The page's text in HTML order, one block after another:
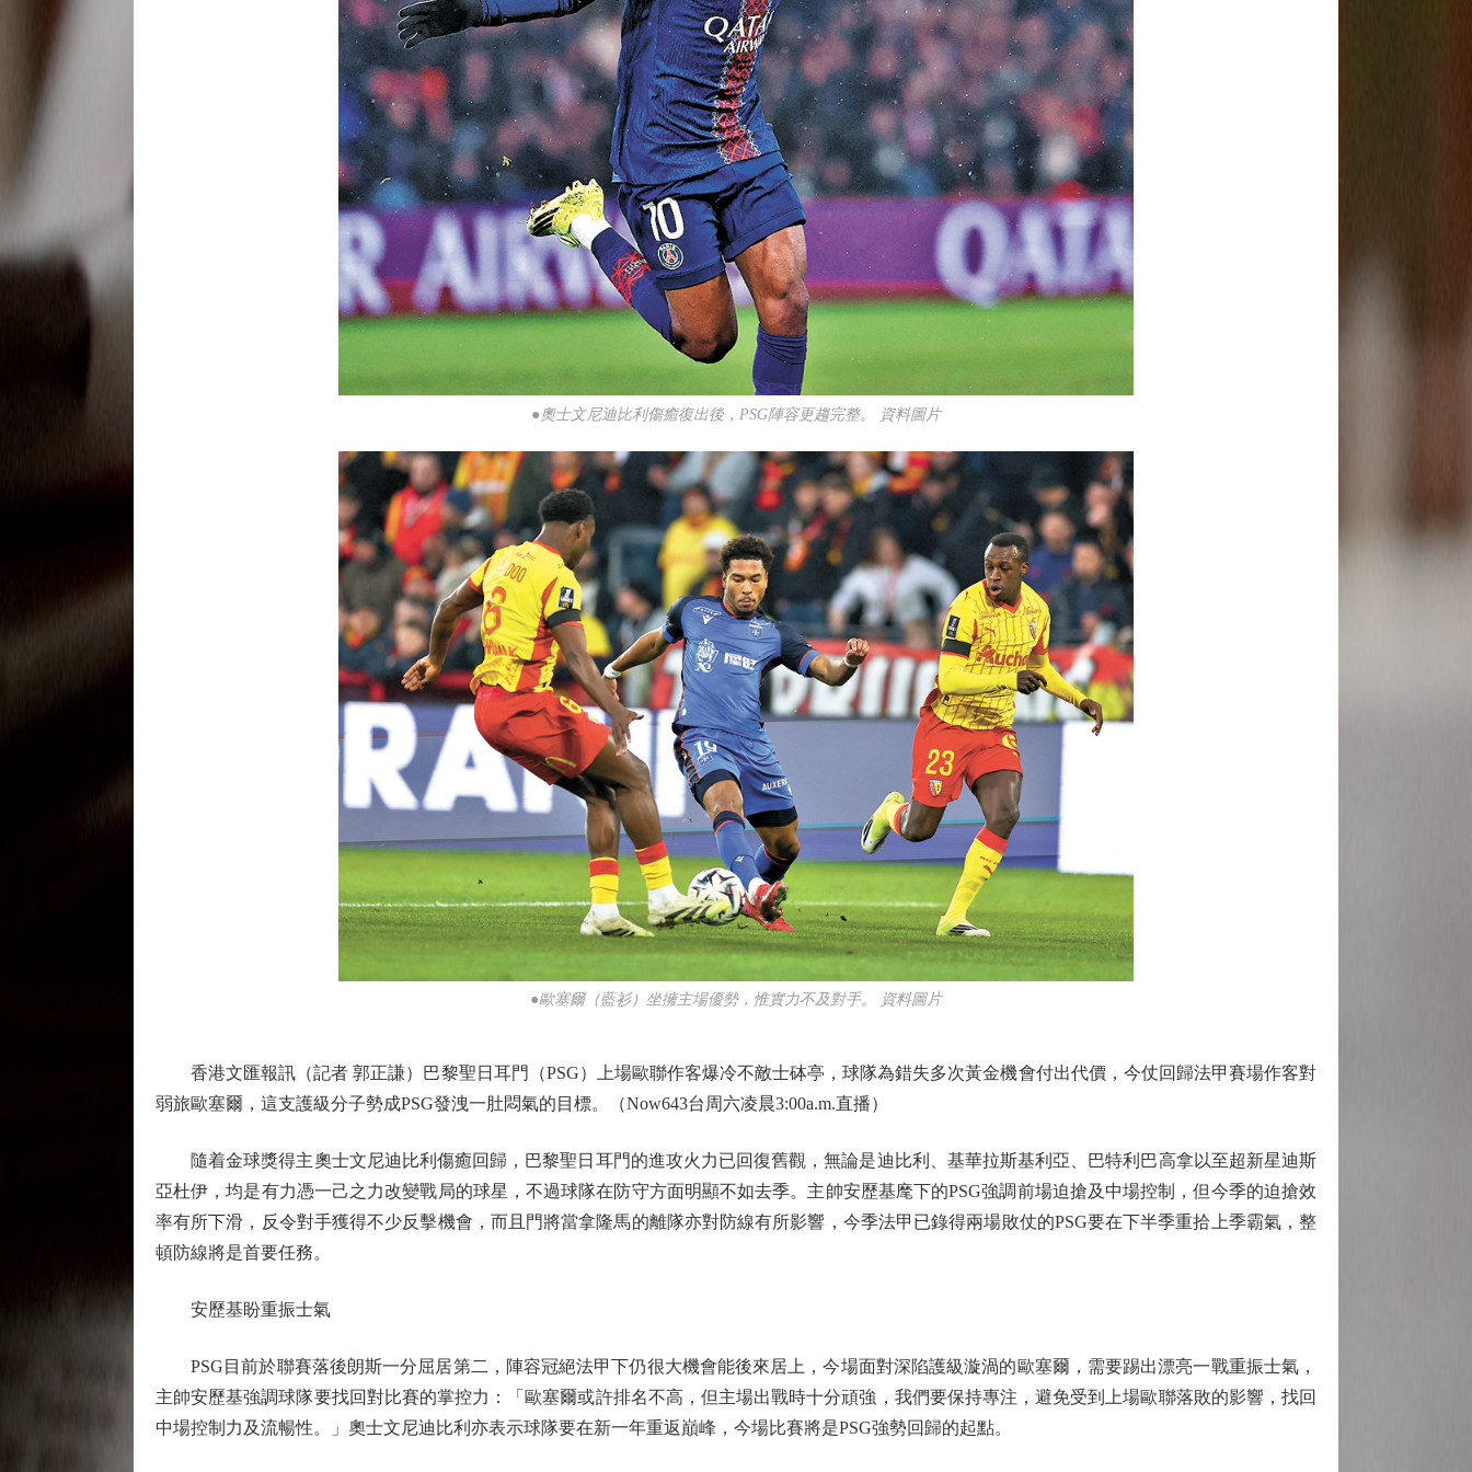
●奧士文尼迪比利傷癒復出後，PSG陣容更趨完整。 資料圖片
●歐塞爾（藍衫）坐擁主場優勢，惟實力不及對手。 資料圖片
香港文匯報訊（記者 郭正謙）巴黎聖日耳門（PSG）上場歐聯作客爆冷不敵士砵亭，球隊為錯失多次黃金機會付出代價，今仗回歸法甲賽場作客對
弱旅歐塞爾，這支護級分子勢成PSG發洩一肚悶氣的目標。（Now643台周六凌晨3:00a.m.直播）
隨着金球獎得主奧士文尼迪比利傷癒回歸，巴黎聖日耳門的進攻火力已回復舊觀，無論是迪比利、基華拉斯基利亞、巴特利巴高拿以至超新星迪斯
亞杜伊，均是有力憑一己之力改變戰局的球星，不過球隊在防守方面明顯不如去季。主帥安歷基麾下的PSG強調前場迫搶及中場控制，但今季的迫搶效
率有所下滑，反令對手獲得不少反擊機會，而且門將當拿隆馬的離隊亦對防線有所影響，今季法甲已錄得兩場敗仗的PSG要在下半季重拾上季霸氣，整
頓防線將是首要任務。
安歷基盼重振士氣
PSG目前於聯賽落後朗斯一分屈居第二，陣容冠絕法甲下仍很大機會能後來居上，今場面對深陷護級漩渦的歐塞爾，需要踢出漂亮一戰重振士氣，
主帥安歷基強調球隊要找回對比賽的掌控力：「歐塞爾或許排名不高，但主場出戰時十分頑強，我們要保持專注，避免受到上場歐聯落敗的影響，找回
中場控制力及流暢性。」奧士文尼迪比利亦表示球隊要在新一年重返巔峰，今場比賽將是PSG強勢回歸的起點。